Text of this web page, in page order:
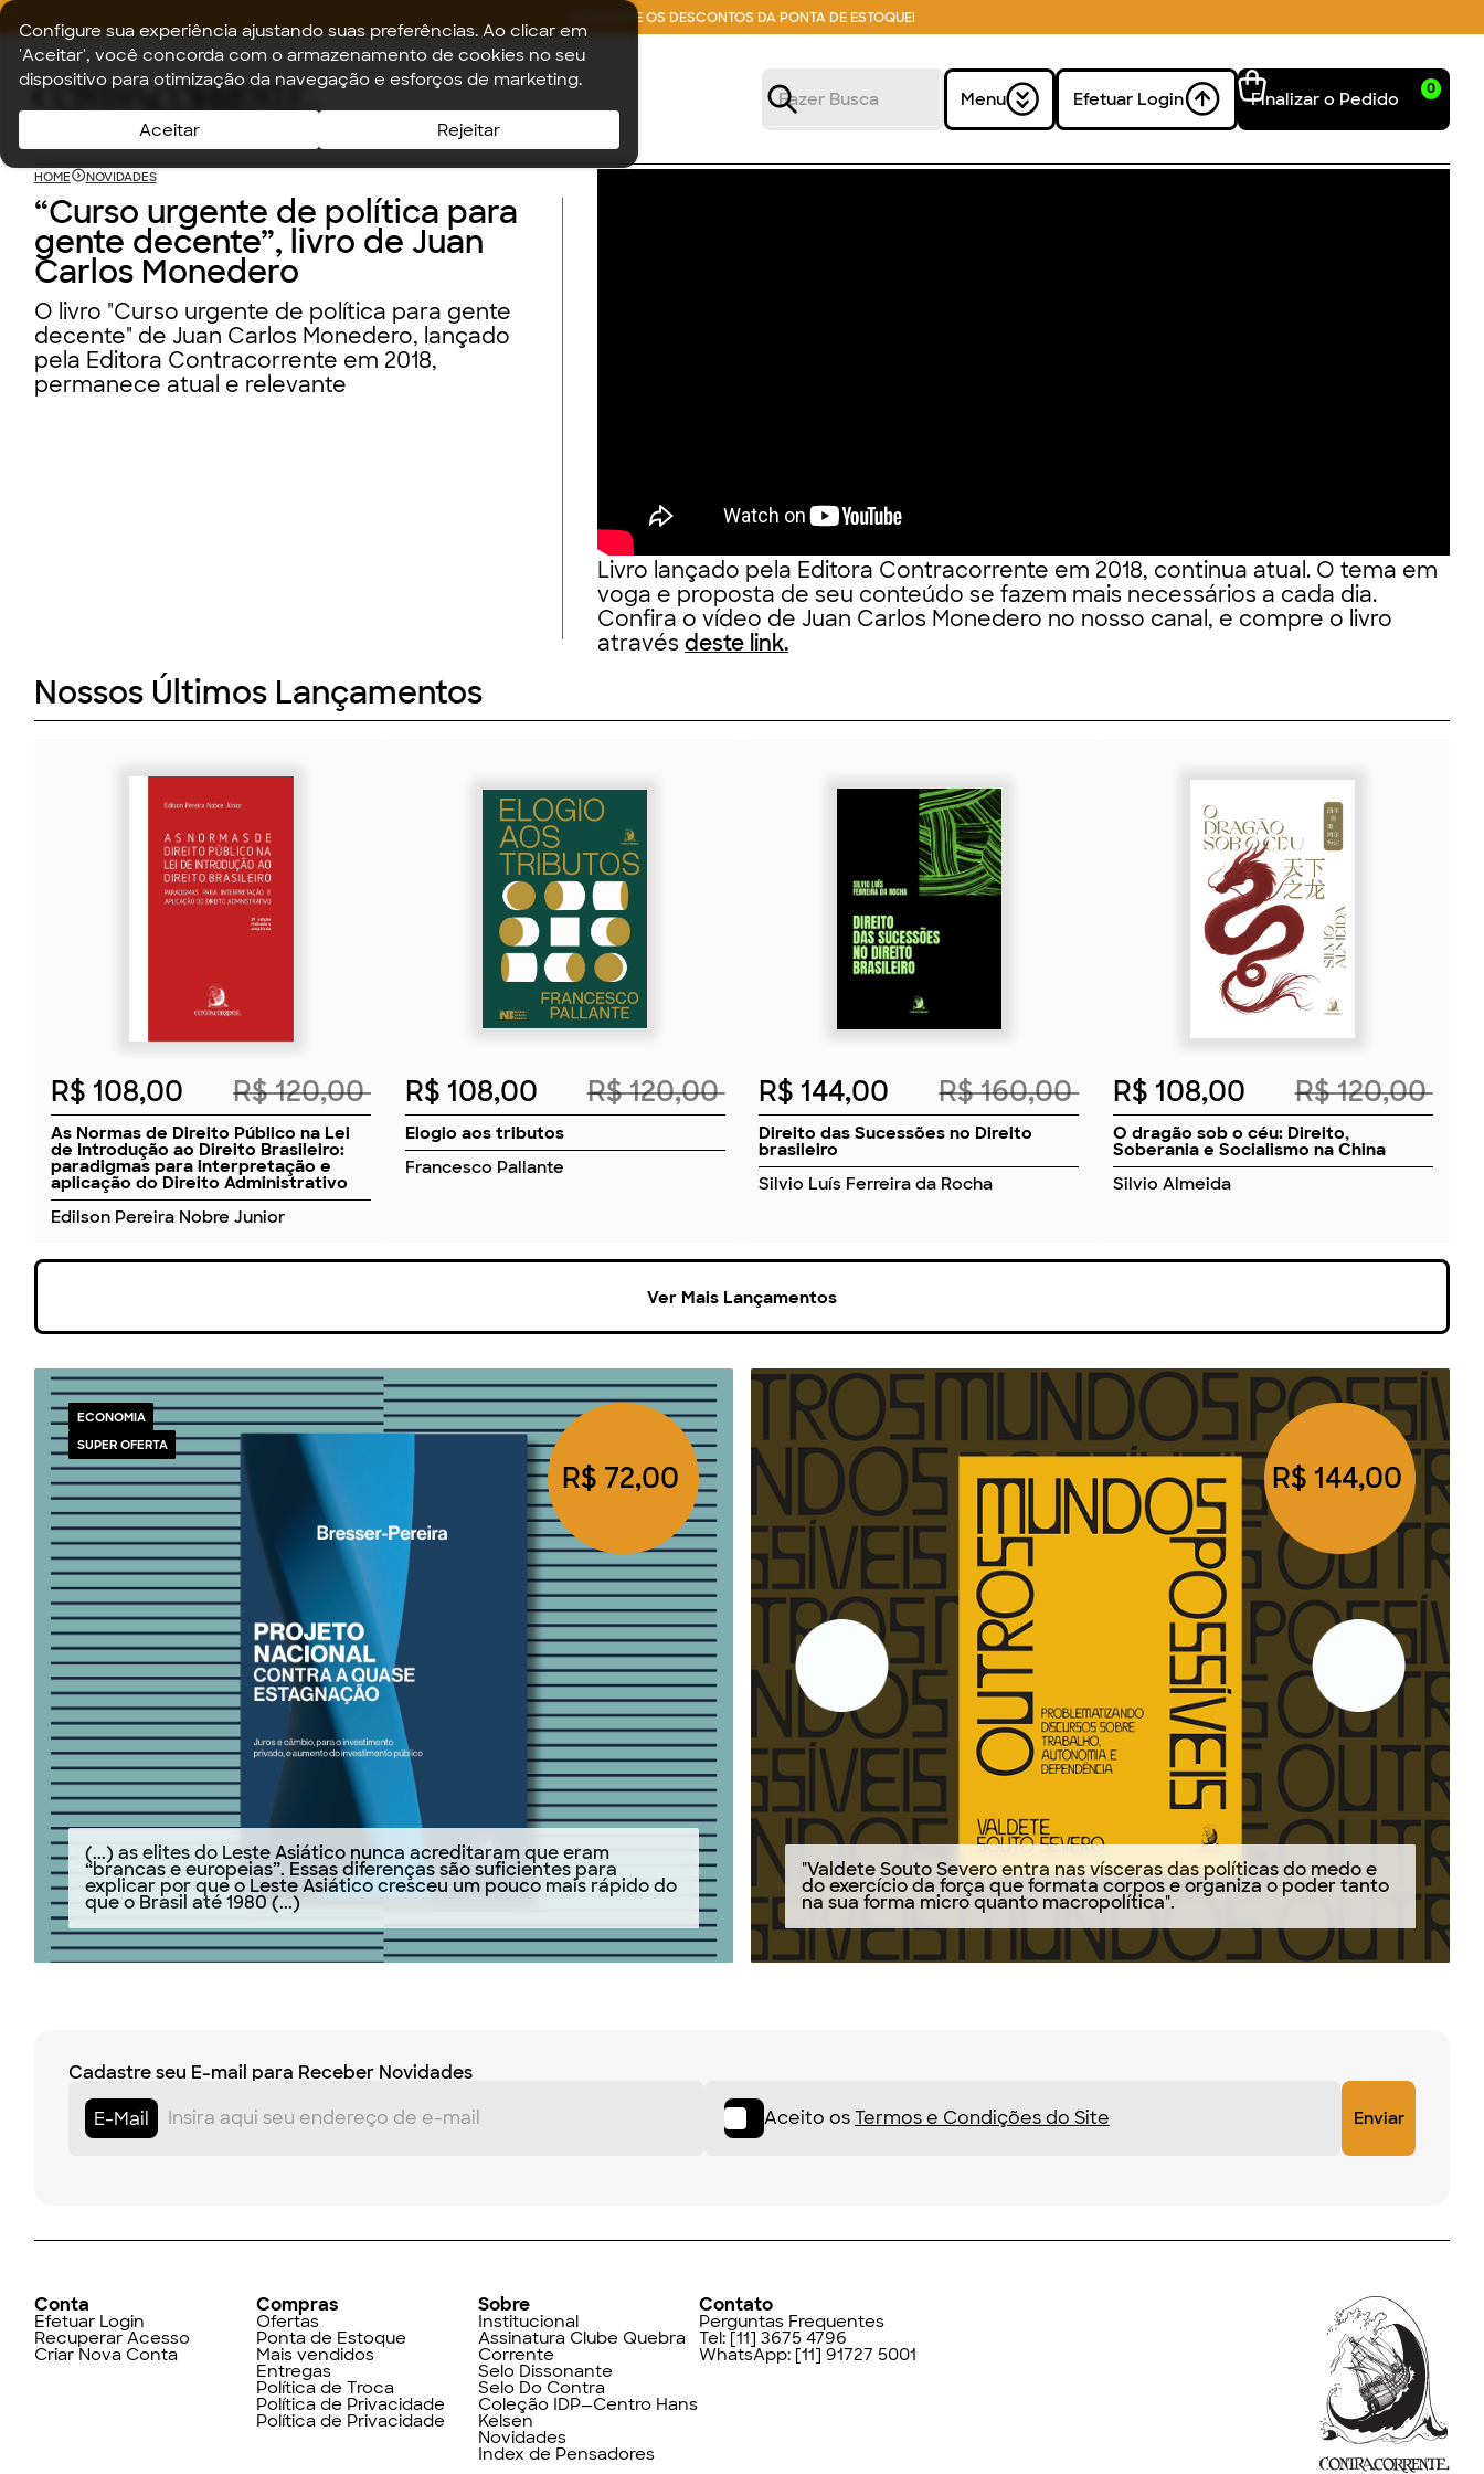
Configure sua experiência ajustando suas preferências. Ao clicar em
'Aceitar', você concorda com o armazenamento de cookies no seu
dispositivo para otimização da navegação e esforços de marketing.
Aceitar Rejeitar
APROVEITE OS DESCONTOS DA PONTA DE ESTOQUE!
Menu Efetuar Login Finalizar o Pedido 0
HOME NOVIDADES
“Curso urgente de política para
gente decente”, livro de Juan
Carlos Monedero
O livro "Curso urgente de política para gente
decente" de Juan Carlos Monedero, lançado
pela Editora Contracorrente em 2018,
permanece atual e relevante
Livro lançado pela Editora Contracorrente em 2018, continua atual. O tema em
voga e proposta de seu conteúdo se fazem mais necessários a cada dia.
Confira o vídeo de Juan Carlos Monedero no nosso canal, e compre o livro
através deste link.
Nossos Últimos Lançamentos
R$ 108,00 R$ 120,00
As Normas de Direito Público na Lei
de Introdução ao Direito Brasileiro:
paradigmas para interpretação e
aplicação do Direito Administrativo
Edilson Pereira Nobre Junior
R$ 108,00 R$ 120,00
Elogio aos tributos
Francesco Pallante
R$ 144,00 R$ 160,00
Direito das Sucessões no Direito
brasileiro
Silvio Luís Ferreira da Rocha
R$ 108,00 R$ 120,00
O dragão sob o céu: Direito,
Soberania e Socialismo na China
Silvio Almeida
Ver Mais Lançamentos
ECONOMIA
SUPER OFERTA
R$ 72,00
(...) as elites do Leste Asiático nunca acreditaram que eram
“brancas e europeias”. Essas diferenças são suficientes para
explicar por que o Leste Asiático cresceu um pouco mais rápido do
que o Brasil até 1980 (...)
R$ 144,00
"Valdete Souto Severo entra nas vísceras das políticas do medo e
do exercício da força que formata corpos e organiza o poder tanto
na sua forma micro quanto macropolítica".
Cadastre seu E-mail para Receber Novidades
E-Mail
Aceito osTermos e Condições do Site
Conta
Efetuar Login
Recuperar Acesso
Criar Nova Conta
Compras
Ofertas
Ponta de Estoque
Mais vendidos
Entregas
Política de Troca
Política de Privacidade
Política de Privacidade
Sobre
Institucional
Assinatura Clube Quebra
Corrente
Selo Dissonante
Selo Do Contra
Coleção IDP—Centro Hans
Kelsen
Novidades
Index de Pensadores
Contato
Perguntas Frequentes
Tel:[11] 3675 4796
WhatsApp: [11] 91727 5001